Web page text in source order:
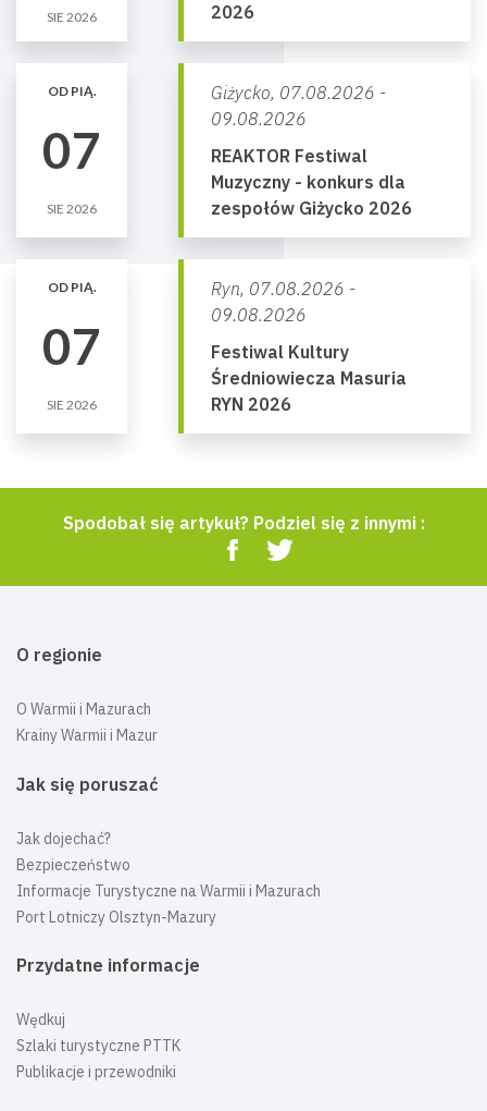
SIE 2026
2026
OD PIĄ.
07
SIE 2026
Giżycko, 07.08.2026 -
09.08.2026
REAKTOR Festiwal
Muzyczny - konkurs dla
zespołów Giżycko 2026
OD PIĄ.
07
SIE 2026
Ryn, 07.08.2026 -
09.08.2026
Festiwal Kultury
Średniowiecza Masuria
RYN 2026
Spodobał się artykuł? Podziel się z innymi :
O regionie
O Warmii i Mazurach
Krainy Warmii i Mazur
Jak się poruszać
Jak dojechać?
Bezpieczeństwo
Informacje Turystyczne na Warmii i Mazurach
Port Lotniczy Olsztyn-Mazury
Przydatne informacje
Wędkuj
Szlaki turystyczne PTTK
Publikacje i przewodniki